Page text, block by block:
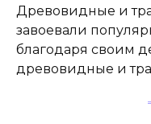
Древовидные и
завоевали
благодаря своим
древовидные и